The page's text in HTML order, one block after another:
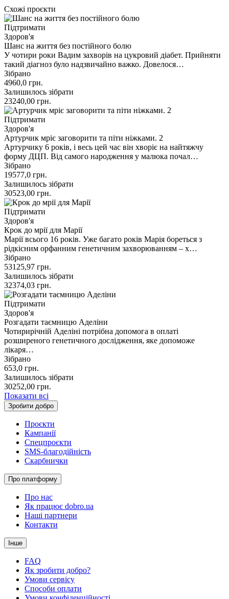
Схожі проєкти
Підтримати
Здоров'я
Шанс на життя без постійного болю
У чотири роки Вадим захворів на цукровий діабет. Прийняти
такий діагноз було надзвичайно важко. Довелося…
Зібрано
4960,0 грн.
Залишилось зібрати
23240,00 грн.
Підтримати
Здоров'я
Артурчик мріє заговорити та піти ніжками. 2
Артурчику 6 років, і весь цей час він хворіє на найтяжчу
форму ДЦП. Від самого народження у малюка почал…
Зібрано
19577,0 грн.
Залишилось зібрати
30523,00 грн.
Підтримати
Здоров'я
Крок до мрії для Марії
Марії всього 16 років. Уже багато років Марія бореться з
рідкісним орфанним генетичним захворюванням – х…
Зібрано
53125,97 грн.
Залишилось зібрати
32374,03 грн.
Підтримати
Здоров'я
Розгадати таємницю Аделіни
Чотирирічній Аделіні потрібна допомога в оплаті
розширеного генетичного дослідження, яке допоможе
лікаря…
Зібрано
653,0 грн.
Залишилось зібрати
30252,00 грн.
Показати всі
Зробити добро
Проєкти
Кампанії
Спецпроєкти
SMS-благодійність
Скарбнички
Про платформу
Про нас
Як працює dobro.ua
Наші партнери
Контакти
Інше
FAQ
Як зробити добро?
Умови сервісу
Способи оплати